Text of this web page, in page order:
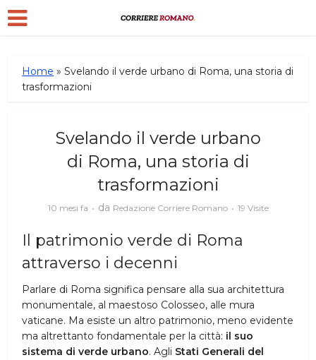
Home »Svelando il verde urbano di Roma, una storia di
trasformazioni
Svelando il verde urbano
di Roma, una storia di
trasformazioni
10 mesi fa da Redazione Corriere Romano 19 Visite
Il patrimonio verde di Roma
attraverso i decenni
Parlare di Roma significa pensare alla sua architettura
monumentale, al maestoso Colosseo, alle mura
vaticane. Ma esiste un altro patrimonio, meno evidente
ma altrettanto fondamentale per la città: il suo
sistema di verde urbano. Agli Stati Generali del